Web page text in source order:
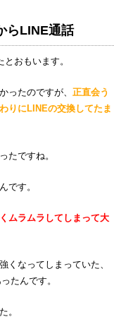
らLINE通話
おもいます。
ったのですが、 正直会う
りにLINEの交換してたま
たですね。
です。
ムラムラしてしまって大
くなってしまっていた、
たんです。
。